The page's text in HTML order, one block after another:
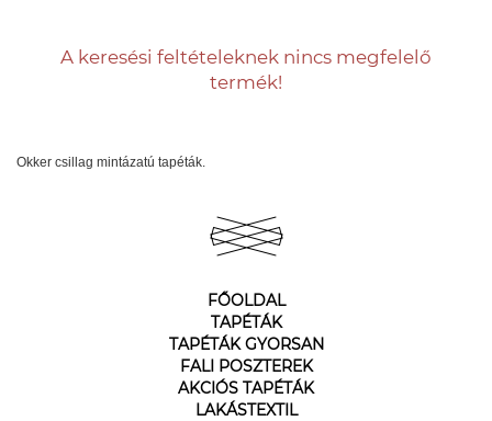
A keresési feltételeknek nincs megfelelő
termék!
Okker csillag mintázatú tapéták.
FŐOLDAL
TAPÉTÁK
TAPÉTÁK GYORSAN
FALI POSZTEREK
AKCIÓS TAPÉTÁK
LAKÁSTEXTIL